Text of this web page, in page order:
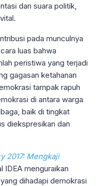
dan suara politik,
pada munculnya
luas bahwa
peristiwa yang terjadi
gagasan ketahanan
tampak rapuh
di antara warga
baik di tingkat
diekspresikan dan
2017: Mengkaji
IDEA menguraikan
dihadapi demokrasi